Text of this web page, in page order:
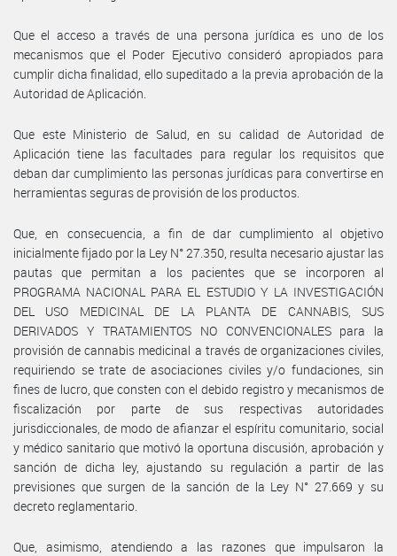
Que el acceso a través de una persona jurídica es uno de los
mecanismos que el Poder Ejecutivo consideró apropiados para
cumplir dicha finalidad, ello supeditado a la previa aprobación de la
Autoridad de Aplicación.
Que este Ministerio de Salud, en su calidad de Autoridad de
Aplicación tiene las facultades para regular los requisitos que
deban dar cumplimiento las personas jurídicas para convertirse en
herramientas seguras de provisión de los productos.
Que, en consecuencia, a fin de dar cumplimiento al objetivo
inicialmente fijado por la Ley N° 27.350, resulta necesario ajustar las
pautas que permitan a los pacientes que se incorporen al
PROGRAMA NACIONAL PARA EL ESTUDIO Y LA INVESTIGACIÓN
DEL USO MEDICINAL DE LA PLANTA DE CANNABIS, SUS
DERIVADOS Y TRATAMIENTOS NO CONVENCIONALES para la
provisión de cannabis medicinal a través de organizaciones civiles,
requiriendo se trate de asociaciones civiles y/o fundaciones, sin
fines de lucro, que consten con el debido registro y mecanismos de
fiscalización por parte de sus respectivas autoridades
jurisdiccionales, de modo de afianzar el espíritu comunitario, social
y médico sanitario que motivó la oportuna discusión, aprobación y
sanción de dicha ley, ajustando su regulación a partir de las
previsiones que surgen de la sanción de la Ley N° 27.669 y su
decreto reglamentario.
Que, asimismo, atendiendo a las razones que impulsaron la